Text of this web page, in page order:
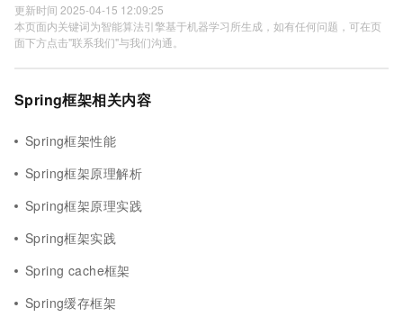
更新时间 2025-04-15 12:09:25
本页面内关键词为智能算法引擎基于机器学习所生成，如有任何问题，可在页
面下方点击"联系我们"与我们沟通。
Spring框架相关内容
Spring框架性能
Spring框架原理解析
Spring框架原理实践
Spring框架实践
Spring cache框架
Spring缓存框架